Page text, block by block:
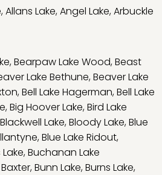
,Allans Lake,Angel Lake,Arbuckle
,Bearpaw Lake Wood,Beast
Lake Bethune,Beaver Lake
,Bell Lake Hagerman,Bell Lake
,Big Hoover Lake,Bird Lake
Blackwell Lake,Bloody Lake,Blue
,Blue Lake Ridout,
,Buchanan Lake
,Bunn Lake,Burns Lake,